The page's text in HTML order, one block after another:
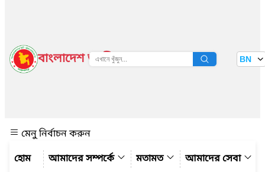
বাংলাদেশ জাতীয় তথ্য বাতায়ন BN
মেনু নির্বাচন করুন
আমাদের সম্পর্কে
মতামত আমাদের সেবা